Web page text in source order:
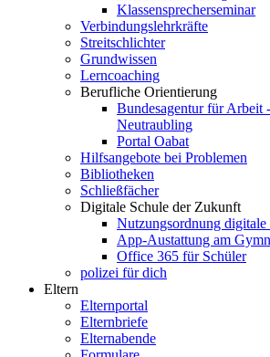
Klassensprecherseminar
Verbindungslehrkräfte
Streitschlichter
Grundwissen
Lerncoaching
Berufliche Orientierung
Bundesagentur für Arbeit
Neutraubling
Portal Oabat
Hilfsangebote bei Problemen
Bibliotheken
Schließfächer
Digitale Schule der Zukunft
Nutzungsordnung digitale
App-Austattung am
Office 365 für Schüler
polizei für dich
Eltern
Elternportal
Elternbriefe
Elternabende